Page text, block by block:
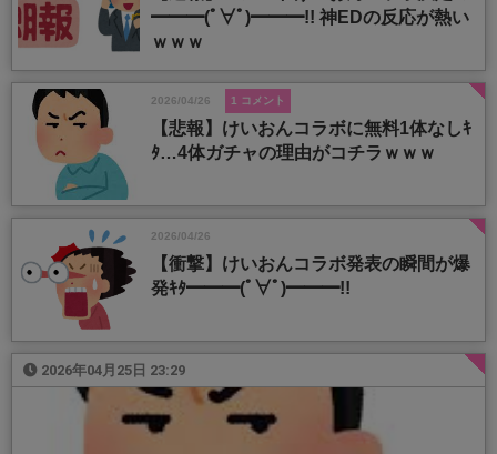
━━━(ﾟ∀ﾟ)━━━!! 神EDの反応が熱い
ｗｗｗ
2026/04/26 1 コメント
【悲報】けいおんコラボに無料1体なしｷ
ﾀ…4体ガチャの理由がコチラｗｗｗ
2026/04/26
【衝撃】けいおんコラボ発表の瞬間が爆
発ｷﾀ━━━(ﾟ∀ﾟ)━━━!!
2026年04月25日 23:29